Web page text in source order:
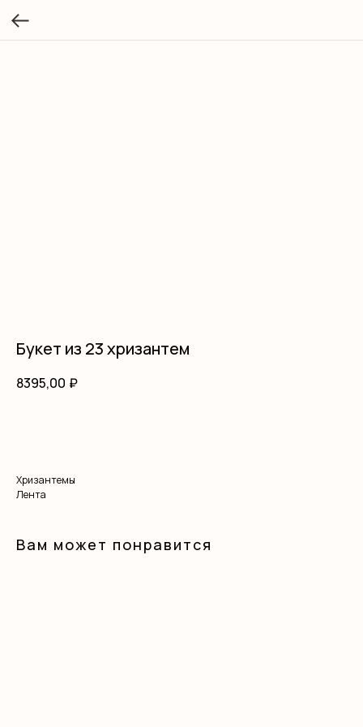
Букет из 23 хризантем
8395,00 ₽
Хризантемы
Лента
Вам может понравится